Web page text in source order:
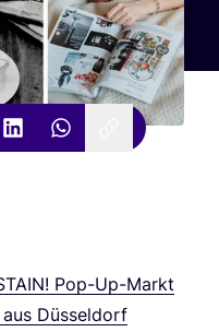
! Pop-Up-Markt
Düsseldorf